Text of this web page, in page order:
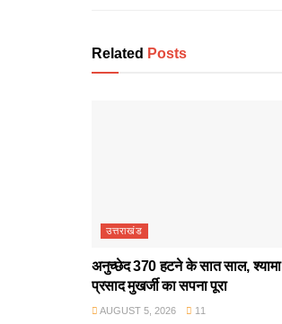
Related Posts
उत्तराखंड
अनुच्छेद 370 हटने के सात साल, श्यामा
प्रसाद मुखर्जी का सपना पूरा
AUGUST 5, 2026 11